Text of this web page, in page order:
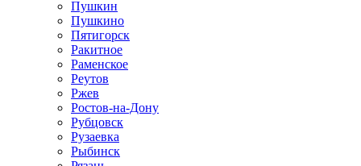
Пушкин
Пушкино
Пятигорск
Ракитное
Раменское
Реутов
Ржев
Ростов-на-Дону
Рубцовск
Рузаевка
Рыбинск